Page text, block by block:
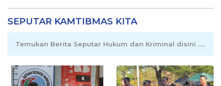
SEPUTAR KAMTIBMAS KITA
Temukan Berita Seputar Hukum dan Kriminal disini .....